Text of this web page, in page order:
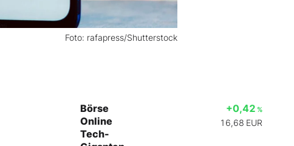
Foto: rafapress/Shutterstock
Börse
Online
Tech-
+0,42 %
16,68 EUR